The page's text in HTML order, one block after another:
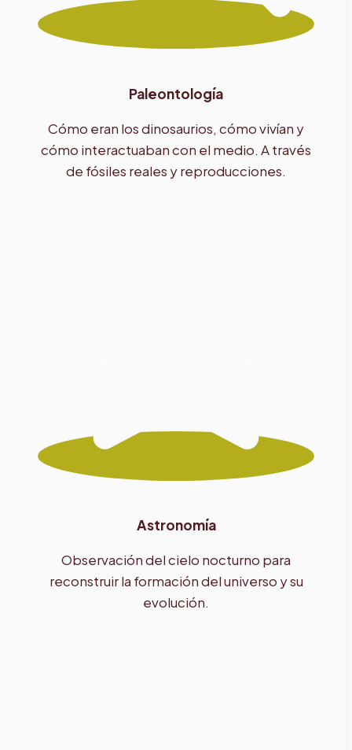
Paleontología
Cómo eran los dinosaurios, cómo vivían y
cómo interactuaban con el medio. A través
de fósiles reales y reproducciones.
Astronomía
Observación del cielo nocturno para
reconstruir la formación del universo y su
evolución.